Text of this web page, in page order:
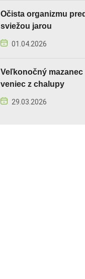
Očista organizmu pred
sviežou jarou
01.04.2026
Veľkonočný mazanec
veniec z chalupy
29.03.2026